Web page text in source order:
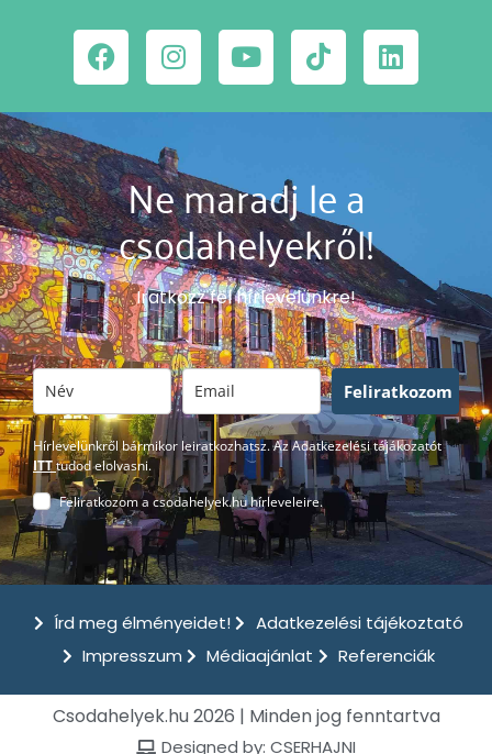
Ne maradj le a
csodahelyekről!
Iratkozz fel hírlevelünkre!
Feliratkozom
Hírlevelünkről bármikor leiratkozhatsz. Az Adatkezelési tájákozatót
ITTtudod elolvasni.
Feliratkozom a csodahelyek.hu hírleveleire.
Írd meg élményeidet!
Adatkezelési tájékoztató
Impresszum
Médiaajánlat Referenciák
Csodahelyek.hu 2026 | Minden jog fenntartva
Designed by: CSERHAJNI